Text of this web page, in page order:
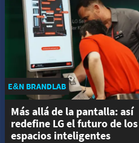
E&N BRANDLAB
Más allá de la pantalla: así
redefine LG el futuro de los
espacios inteligentes